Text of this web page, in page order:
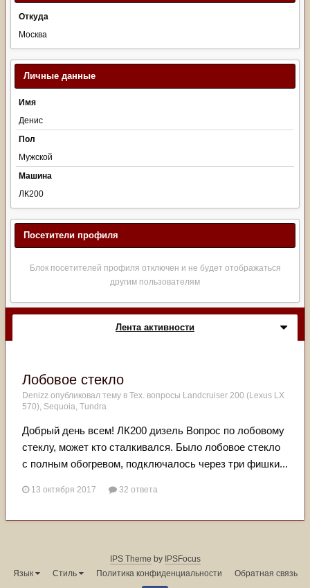
Откуда
Москва
Личные данные
Имя
Денис
Пол
Мужской
Машина
ЛК200
Посетители профиля
Блок посетителей профиля отключен и не будет отображаться
другим пользователям
Лента активности
Лобовое стекло
Denizz опубликовал тему в Тех. вопросы Landcruiser 200 (Lexus LX
570), Sequoia, Tundra
Добрый день всем! ЛК200 дизель Вопрос по лобовому
стеклу, может кто сталкивался. Было лобовое стекло
с полным обогревом, подключалось через три фишки...
13 октября 2017 32 ответа
IPS Theme by IPSFocus
Язык
Стиль Политика конфиденциальности Обратная связь